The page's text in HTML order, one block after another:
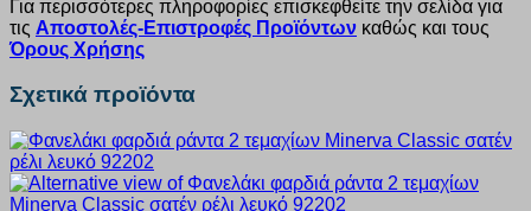
Για περισσότερες πληροφορίες επισκεφθείτε την σελίδα για
τις Αποστολές-Επιστροφές Προϊόντων καθώς και τους
Όρους Χρήσης
Σχετικά προϊόντα